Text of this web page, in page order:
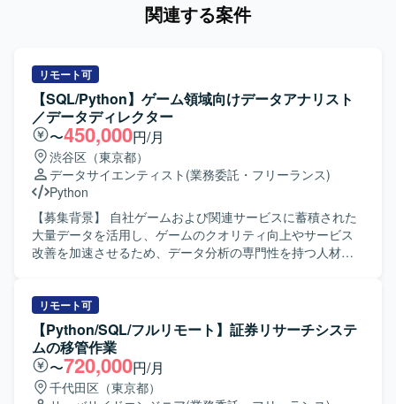
関連する案件
リモート可
【SQL/Python】ゲーム領域向けデータアナリスト
／データディレクター
〜450,000円/月
渋谷区（東京都）
データサイエンティスト (業務委託・フリーランス)
Python
【募集背景】 自社ゲームおよび関連サービスに蓄積された
大量データを活用し、ゲームのクオリティ向上やサービス
改善を加速させるため、データ分析の専門性を持つ人材を
して担当していただきます。 ・SQLを用いたデータ集計お
よびレポート作成を行います。 ・ソーシャルゲームに対す
る課題発見や施策検証を実施し、離脱・課金要因分析、イ
ベント分析、チャット分析（言語解析やChatGptなどによる
要約）を行います。 ・Redashや一部Streamlitを用いたダッ
シュボード作成を行います。 ・バトルシミュレーターや成
リモート可
【Python/SQL/フルリモート】証券リサーチシステ
ムの移管作業
〜720,000円/月
千代田区（東京都）